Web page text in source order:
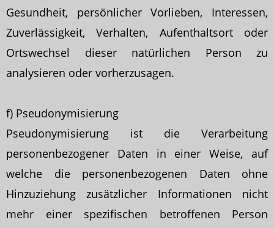
Gesundheit, persönlicher Vorlieben, Interessen,
Zuverlässigkeit, Verhalten, Aufenthaltsort oder
Ortswechsel dieser natürlichen Person zu
analysieren oder vorherzusagen.
f) Pseudonymisierung
Pseudonymisierung ist die Verarbeitung
personenbezogener Daten in einer Weise, auf
welche die personenbezogenen Daten ohne
Hinzuziehung zusätzlicher Informationen nicht
mehr einer spezifischen betroffenen Person